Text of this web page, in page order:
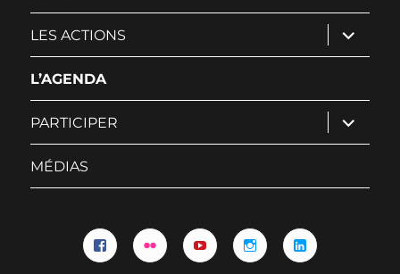
LES ACTIONS ouvrir
le
sous-
L’AGENDA
PARTICIPER ouvrir
le
sous-
MÉDIAS